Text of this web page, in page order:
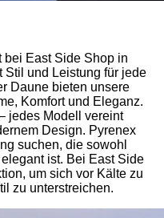
bei East Side Shop in
und Leistung für jede
Daune bieten unsere
Komfort und Eleganz.
jedes Modell vereint
Design. Pyrenex
suchen, die sowohl
ist. Bei East Side
um sich vor Kälte zu
zu unterstreichen.